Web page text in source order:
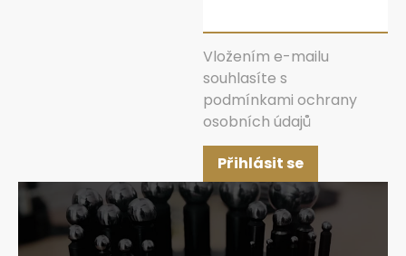
Vložením e-mailu
souhlasíte s
podmínkami ochrany
osobních údajů
Přihlásit se